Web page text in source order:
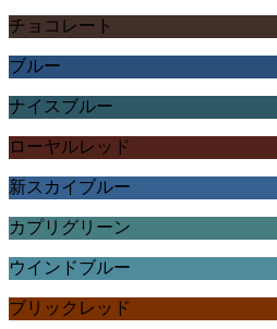
チョコレート
ブルー
ナイスブルー
ローヤルレッド
新スカイブルー
カプリグリーン
ウインドブルー
ブリックレッド